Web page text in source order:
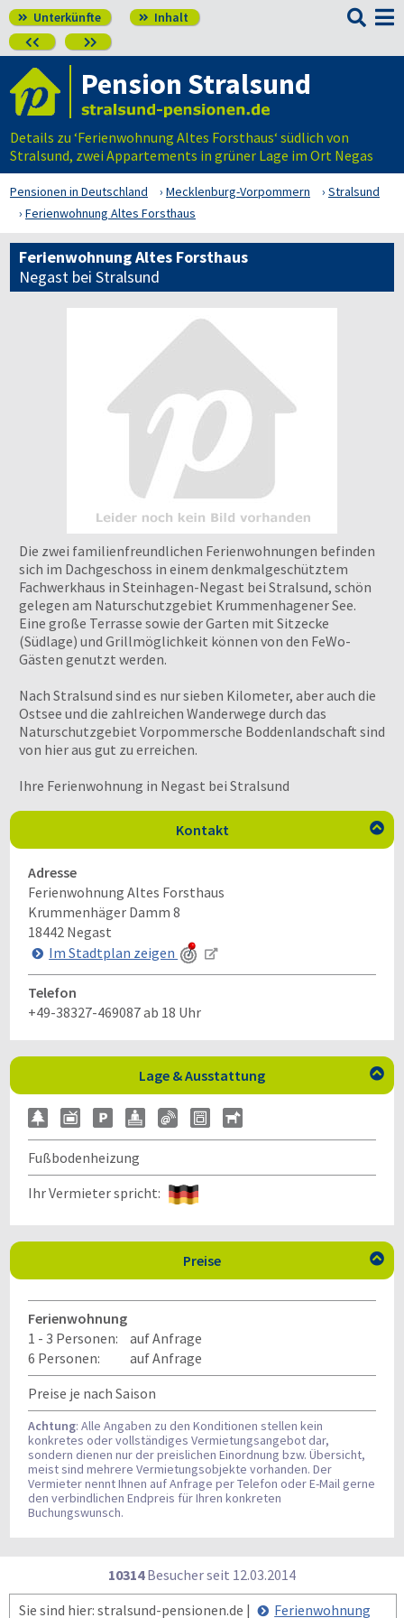
 Unterkünfte  Inhalt
 

Pension Stralsund
Details zu ‘Ferienwohnung Altes Forsthaus‘ südlich von
Stralsund, zwei Appartements in grüner Lage im Ort Negas
Pensionen in Deutschland Mecklenburg-Vorpommern
Stralsund
Ferienwohnung Altes Forsthaus
Ferienwohnung Altes Forsthaus
Negast bei Stralsund
Die zwei familienfreundlichen Ferienwohnungen befinden
sich im Dachgeschoss in einem denkmalgeschütztem
Fachwerkhaus in Steinhagen-Negast bei Stralsund, schön
gelegen am Naturschutzgebiet Krummenhagener See.
Eine große Terrasse sowie der Garten mit Sitzecke
(Südlage) und Grillmöglichkeit können von den FeWo-
Gästen genutzt werden.
Nach Stralsund sind es nur sieben Kilometer, aber auch die
Ostsee und die zahlreichen Wanderwege durch das
Naturschutzgebiet Vorpommersche Boddenlandschaft sind
von hier aus gut zu erreichen.
Ihre Ferienwohnung in Negast bei Stralsund
Kontakt 
Adresse
Ferienwohnung Altes Forsthaus
Krummenhäger Damm 8
18442 Negast
Im Stadtplan zeigen
Telefon
+49-38327-469087 ab 18 Uhr
Lage & Ausstattung 
Fußbodenheizung
Ihr Vermieter spricht:
Preise 
Ferienwohnung
1 - 3 Personen:
auf Anfrage
6 Personen:
auf Anfrage
Preise je nach Saison
Achtung: Alle Angaben zu den Konditionen stellen kein
konkretes oder vollständiges Vermietungsangebot dar,
sondern dienen nur der preislichen Einordnung bzw. Übersicht,
meist sind mehrere Vermietungsobjekte vorhanden. Der
Vermieter nennt Ihnen auf Anfrage per Telefon oder E-Mail gerne
den verbindlichen Endpreis für Ihren konkreten
Buchungswunsch.
10314Besucher seit 12.03.2014
Sie sind hier: stralsund-pensionen.de |
Ferienwohnung